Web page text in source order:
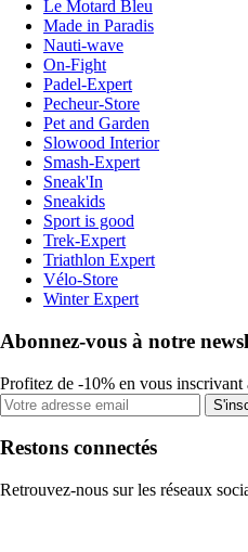
Le Motard Bleu
Made in Paradis
Nauti-wave
On-Fight
Padel-Expert
Pecheur-Store
Pet and Garden
Slowood Interior
Smash-Expert
Sneak'In
Sneakids
Sport is good
Trek-Expert
Triathlon Expert
Vélo-Store
Winter Expert
Abonnez-vous à notre
Profitez de -10% en vous inscrivant
Restons connectés
Retrouvez-nous sur les réseaux